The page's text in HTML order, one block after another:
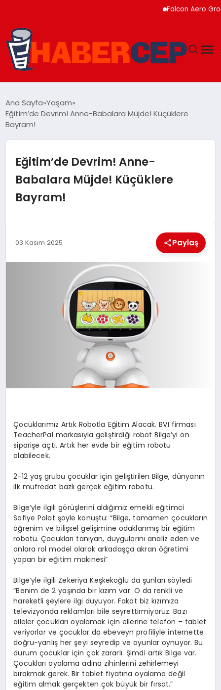
Falcon Aero Group,
GÜNDEM
EĞITIM
SOSYAL MEDYA
Ana Sayfa Yaşam
Eğitim’de Devrim! Anne-Babalara Müjde! Küçüklere
Bayram!
Eğitim’de Devrim! Anne-
Babalara Müjde! Küçüklere
Bayram!
03 Kasım 2025 Paylaş
Çocuklarımız Artık Robotla Eğitim Alacak. BVI firması
TeacherPal markasıyla geliştirdiği robot Bilge’yi ön
siparişe açtı. Artık her evde bir eğitim robotu
olabilecek.
2-12 yaş grubu çocuklar için geliştirilen Bilge, dünyanın
ilk müfredat bazlı gerçek eğitim robotu.
Bilge’yle ilgili görüşlerini aldığımız emekli eğitimci
Safiye Polat şöyle konuştu: “Bilge, tamamen çocukların
öğrenim ve bilişsel gelişimine odaklanmış bir eğitim
robotu. Çocukları tanıyan, duygularını analiz eden ve
onlara rol model olarak arkadaşça akran öğretimi
yapan bir eğitim makinesi”
Bilge’yle ilgili Zekeriya Keşkekoğlu da şunları söyledi
“Benim de 2 yaşında bir kızım var. O da renkli ve
hareketli şeylere ilgi duyuyor. Fakat biz kızımıza
televizyonda reklamları bile seyrettirmiyoruz. Bazı
aileler çocukları oyalamak için ellerine telefon – tablet
veriyorlar ve çocuklar da ebeveyn profiliyle internette
doğru-yanlış her şeyi seyredip ve oyunlar oynuyor. Bu
durum çocuklar için çok zararlı. Şimdi artık Bilge var.
Çocukları oyalama adına zihinlerini zehirlemeyi
bırakmak gerek. Bir tablet fiyatına oyalama değil
eğitim almak gerçekten çok büyük bir fırsat.”